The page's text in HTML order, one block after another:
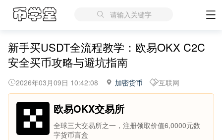
请输入关键字
新手买USDT全流程教学：欧易OKX C2C
安全买币攻略与避坑指南
2026年03月09日 10:42:08 加密货币 互联网
欧易OKX交易所
全球三大交易所之一，注册领取价值6,0000元数
字货币盲盒